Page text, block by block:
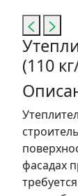
(110
фасадах